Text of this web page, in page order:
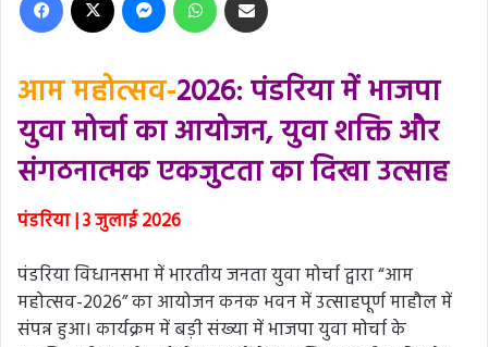
आम महोत्सव-2026: पंडरिया में भाजपा
युवा मोर्चा का आयोजन, युवा शक्ति और
संगठनात्मक एकजुटता का दिखा उत्साह
पंडरिया | 3 जुलाई 2026
पंडरिया विधानसभा में भारतीय जनता युवा मोर्चा द्वारा “आम
महोत्सव-2026” का आयोजन कनक भवन में उत्साहपूर्ण माहौल में
संपन्न हुआ। कार्यक्रम में बड़ी संख्या में भाजपा युवा मोर्चा के